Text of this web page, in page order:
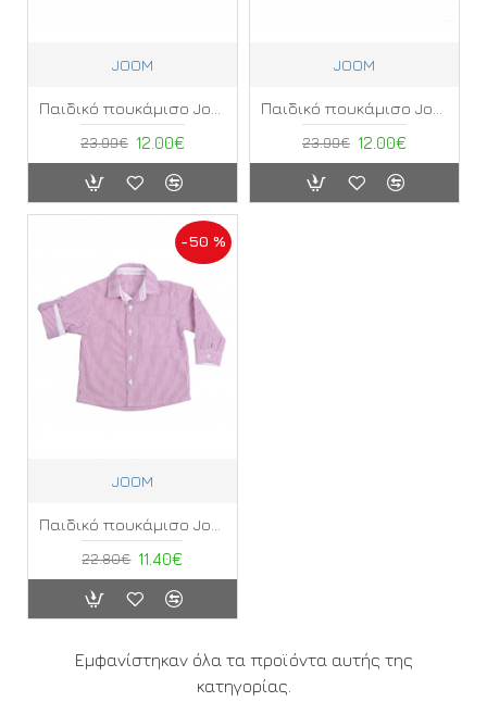
JOOM
12.00€
23.99€
JOOM
12.00€
23.99€
-50 %
JOOM
11.40€
22.80€
Εμφανίστηκαν όλα τα προϊόντα αυτής της
κατηγορίας.